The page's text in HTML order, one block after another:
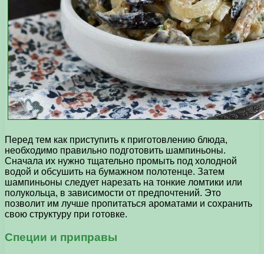
Перед тем как приступить к приготовлению блюда,
необходимо правильно подготовить шампиньоны.
Сначала их нужно тщательно промыть под холодной
водой и обсушить на бумажном полотенце. Затем
шампиньоны следует нарезать на тонкие ломтики или
полукольца, в зависимости от предпочтений. Это
позволит им лучше пропитаться ароматами и сохранить
свою структуру при готовке.
Специи и приправы